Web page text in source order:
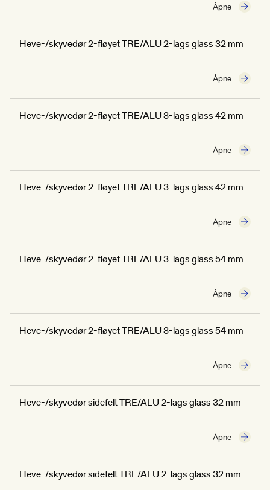
Åpne
Heve-/skyvedør 2-fløyet TRE/ALU 2-lags glass 32 mm
Åpne
Heve-/skyvedør 2-fløyet TRE/ALU 3-lags glass 42 mm
Åpne
Heve-/skyvedør 2-fløyet TRE/ALU 3-lags glass 42 mm
Åpne
Heve-/skyvedør 2-fløyet TRE/ALU 3-lags glass 54 mm
Åpne
Heve-/skyvedør 2-fløyet TRE/ALU 3-lags glass 54 mm
Åpne
Heve-/skyvedør sidefelt TRE/ALU 2-lags glass 32 mm
Åpne
Heve-/skyvedør sidefelt TRE/ALU 2-lags glass 32 mm